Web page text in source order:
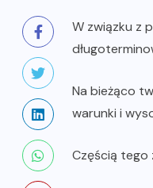
W związku z
Na bieżąco
warunki i
Częścią tego